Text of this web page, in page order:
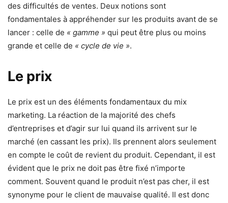
des difficultés de ventes. Deux notions sont
fondamentales à appréhender sur les produits avant de se
lancer : celle de « gamme » qui peut être plus ou moins
grande et celle de « cycle de vie ».
Le prix
Le prix est un des éléments fondamentaux du mix
marketing. La réaction de la majorité des chefs
d’entreprises et d’agir sur lui quand ils arrivent sur le
marché (en cassant les prix). Ils prennent alors seulement
en compte le coût de revient du produit. Cependant, il est
évident que le prix ne doit pas être fixé n’importe
comment. Souvent quand le produit n’est pas cher, il est
synonyme pour le client de mauvaise qualité. Il est donc